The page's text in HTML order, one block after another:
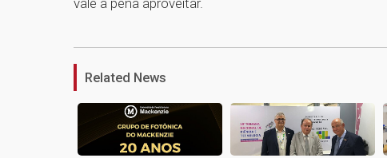
vale a pena aproveitar.
Related News